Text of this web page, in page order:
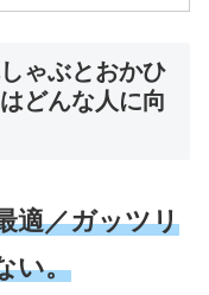
ゃぶとおかひ
どんな人に向
適／ガッツリ
い。